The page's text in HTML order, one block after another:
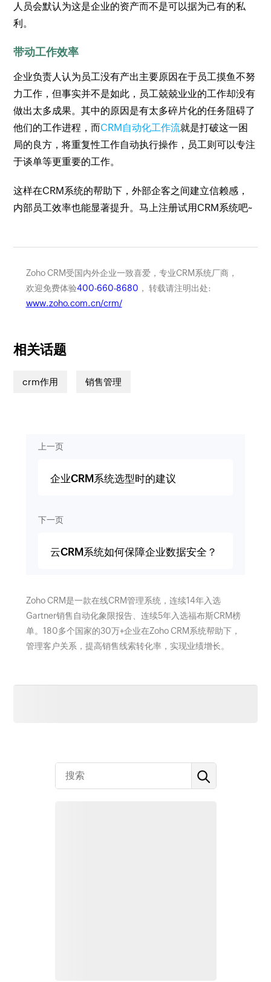
人员会默认为这是企业的资产而不是可以据为己有的私
利。
带动工作效率
企业负责人认为员工没有产出主要原因在于员工摸鱼不努
力工作，但事实并不是如此，员工兢兢业业的工作却没有
做出太多成果。其中的原因是有太多碎片化的任务阻碍了
他们的工作进程，而CRM自动化工作流就是打破这一困
局的良方，将重复性工作自动执行操作，员工则可以专注
于谈单等更重要的工作。
这样在CRM系统的帮助下，外部企客之间建立信赖感，
内部员工效率也能显著提升。马上注册试用CRM系统吧~
Zoho CRM受国内外企业一致喜爱，专业CRM系统厂商，
欢迎免费体验400-660-8680 ， 转载请注明出处:
www.zoho.com.cn/crm/
相关话题
crm作用 销售管理
上一页
企业CRM系统选型时的建议
下一页
云CRM系统如何保障企业数据安全？
Zoho CRM是一款在线CRM管理系统，连续14年入选
Gartner销售自动化象限报告、连续5年入选福布斯CRM榜
单。180多个国家的30万+企业在Zoho CRM系统帮助下，
管理客户关系，提高销售线索转化率，实现业绩增长。